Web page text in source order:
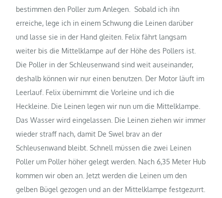
bestimmen den Poller zum Anlegen. Sobald ich ihn
erreiche, lege ich in einem Schwung die Leinen darüber
und lasse sie in der Hand gleiten. Felix fährt langsam
weiter bis die Mittelklampe auf der Höhe des Pollers ist.
Die Poller in der Schleusenwand sind weit auseinander,
deshalb können wir nur einen benutzen. Der Motor läuft im
Leerlauf. Felix übernimmt die Vorleine und ich die
Heckleine. Die Leinen legen wir nun um die Mittelklampe.
Das Wasser wird eingelassen. Die Leinen ziehen wir immer
wieder straff nach, damit De Swel brav an der
Schleusenwand bleibt. Schnell müssen die zwei Leinen
Poller um Poller höher gelegt werden. Nach 6,35 Meter Hub
kommen wir oben an. Jetzt werden die Leinen um den
gelben Bügel gezogen und an der Mittelklampe festgezurrt.